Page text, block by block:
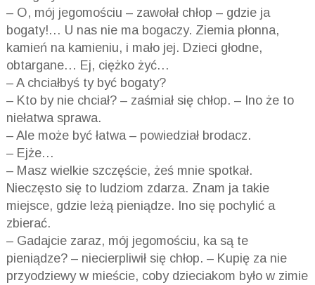
– O, mój jegomościu – zawołał chłop – gdzie ja
bogaty!… U nas nie ma bogaczy. Ziemia płonna,
kamień na kamieniu, i mało jej. Dzieci głodne,
obtargane… Ej, ciężko żyć…
– A chciałbyś ty być bogaty?
– Kto by nie chciał? – zaśmiał się chłop. – Ino że to
niełatwa sprawa.
– Ale może być łatwa – powiedział brodacz.
– Ejże…
– Masz wielkie szczęście, żeś mnie spotkał.
Nieczęsto się to ludziom zdarza. Znam ja takie
miejsce, gdzie leżą pieniądze. Ino się pochylić a
zbierać.
– Gadajcie zaraz, mój jegomościu, ka są te
pieniądze? – niecierpliwił się chłop. – Kupię za nie
przyodziewy w mieście, coby dzieciakom było w zimie